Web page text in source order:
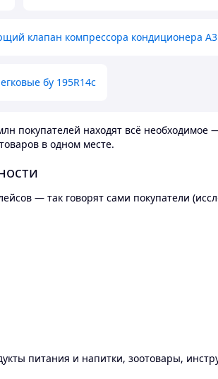
клапан компрессора кондиционера А3
бу 195R14c
покупателей находят всё
в одном месте.
— так говорят сами покупатели
питания и напитки, зоотовары,